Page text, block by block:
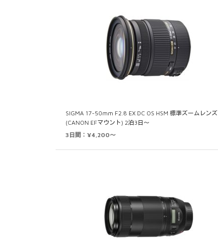
SIGMA 17-50mm F2.8 EX DC OS HSM 標準ズームレンズ
(CANON EFマウント) 2泊3日～
3日間：¥4,200～